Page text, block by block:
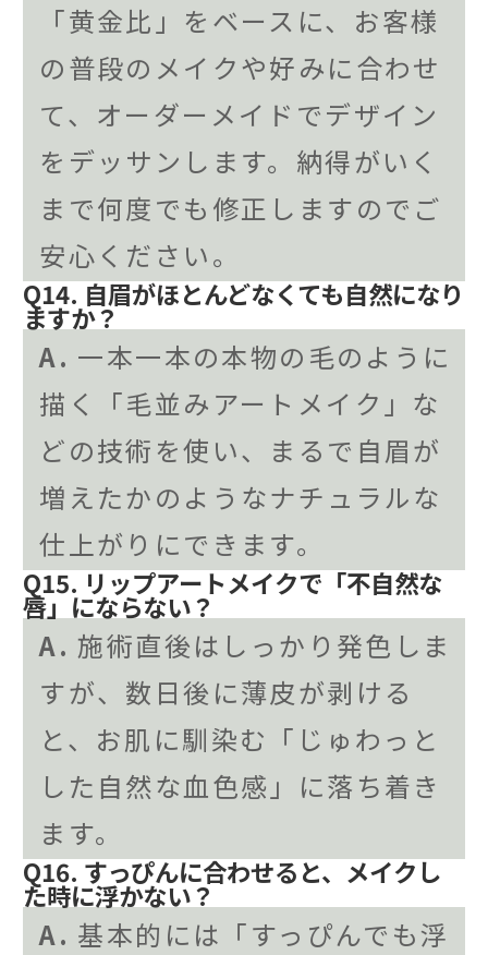
「黄金比」をベースに、お客様
の普段のメイクや好みに合わせ
て、オーダーメイドでデザイン
をデッサンします。納得がいく
まで何度でも修正しますのでご
安心ください。
Q14. 自眉がほとんどなくても自然になり
ますか？
A. 一本一本の本物の毛のように
描く「毛並みアートメイク」な
どの技術を使い、まるで自眉が
増えたかのようなナチュラルな
仕上がりにできます。
Q15. リップアートメイクで「不自然な
唇」にならない？
A. 施術直後はしっかり発色しま
すが、数日後に薄皮が剥ける
と、お肌に馴染む「じゅわっと
した自然な血色感」に落ち着き
ます。
Q16. すっぴんに合わせると、メイクし
た時に浮かない？
A. 基本的には「すっぴんでも浮